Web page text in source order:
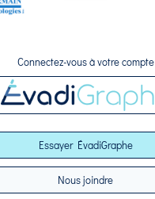
Connectez-vous à votre compte
Essayer ÉvadiGraphe
Nous joindre